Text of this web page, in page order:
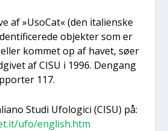
af »Uso­Cat« (den ita­li­en­ske
objek­ter som er
kom­met op af havet, søer
af CISU i 1996. Den­gang
117.
Stu­di Ufo­lo­gi­ci (CISU) på:
ufo/english.htm